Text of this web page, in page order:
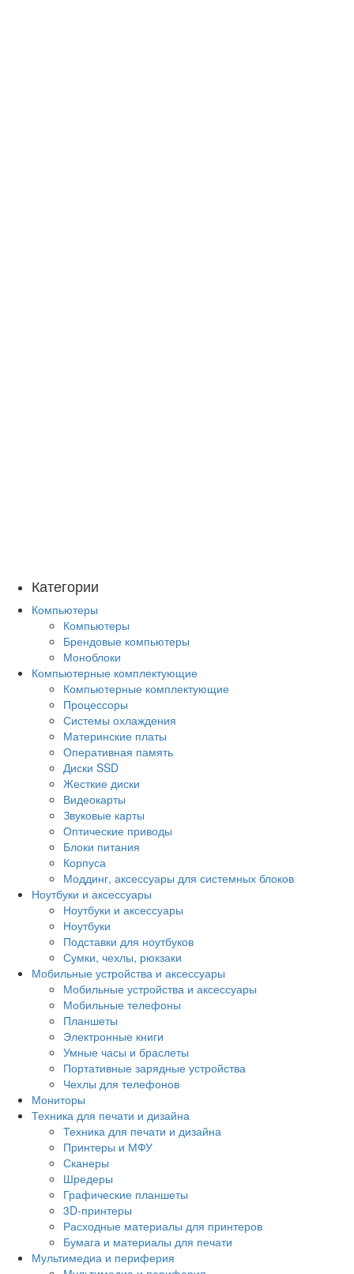
Категории
Компьютеры
Компьютеры
Брендовые компьютеры
Моноблоки
Компьютерные комплектующие
Компьютерные комплектующие
Процессоры
Системы охлаждения
Материнские платы
Оперативная память
Диски SSD
Жесткие диски
Видеокарты
Звуковые карты
Оптические приводы
Блоки питания
Корпуса
Моддинг, аксессуары для системных блоков
Ноутбуки и аксессуары
Ноутбуки и аксессуары
Ноутбуки
Подставки для ноутбуков
Сумки, чехлы, рюкзаки
Мобильные устройства и аксессуары
Мобильные устройства и аксессуары
Мобильные телефоны
Планшеты
Электронные книги
Умные часы и браслеты
Портативные зарядные устройства
Чехлы для телефонов
Мониторы
Техника для печати и дизайна
Техника для печати и дизайна
Принтеры и МФУ
Сканеры
Шредеры
Графические планшеты
3D-принтеры
Расходные материалы для принтеров
Бумага и материалы для печати
Мультимедиа и периферия